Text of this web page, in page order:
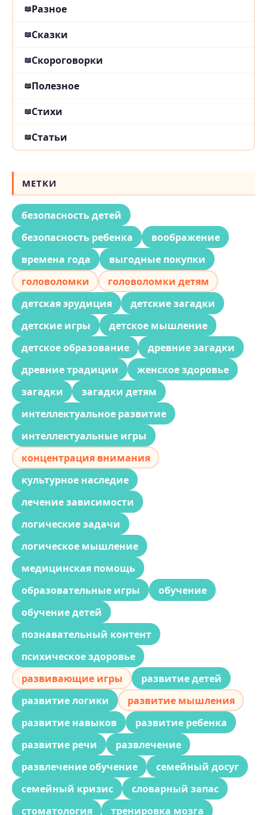
Разное
Сказки
Скороговорки
Полезное
Стихи
Статьи
МЕТКИ
безопасность детей
безопасность ребенка
воображение
времена года
выгодные покупки
головоломки
головоломки детям
детская эрудиция
детские загадки
детские игры
детское мышление
детское образование
древние загадки
древние традиции
женское здоровье
загадки
загадки детям
интеллектуальное развитие
интеллектуальные игры
концентрация внимания
культурное наследие
лечение зависимости
логические задачи
логическое мышление
медицинская помощь
образовательные игры
обучение
обучение детей
познавательный контент
психическое здоровье
развивающие игры
развитие детей
развитие логики
развитие мышления
развитие навыков
развитие ребенка
развитие речи
развлечение
развлечение обучение
семейный досуг
семейный кризис
словарный запас
стоматология
тренировка мозга